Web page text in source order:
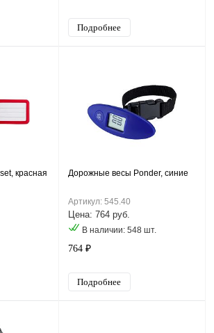
Подробнее
красная Дорожные весы Ponder, синие
Артикул: 545.40
Цена: 764 руб.
В наличии: 548 шт.
764 ₽
Подробнее